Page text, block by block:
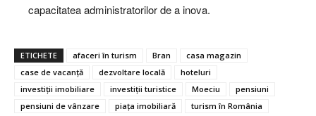
capacitatea administratorilor de a inova.
ETICHETE afaceri în turism Bran
casa magazin
case de vacanță
dezvoltare locală
hoteluri
investiții imobiliare
investiții turistice Moeciu
pensiuni
pensiuni de vânzare
piața imobiliară
turism în România